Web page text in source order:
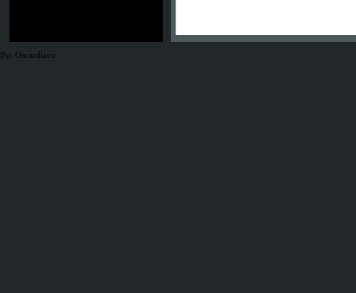
By: Oscardiaco